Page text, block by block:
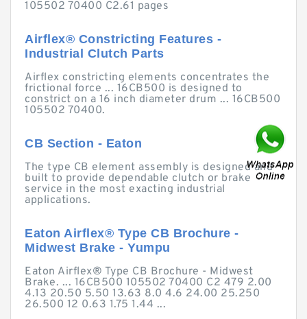
105502 70400 C2.61 pages
Airflex® Constricting Features -
Industrial Clutch Parts
Airflex constricting elements concentrates the
frictional force ... 16CB500 is designed to
constrict on a 16 inch diameter drum ... 16CB500
105502 70400.
CB Section - Eaton
The type CB element assembly is designed and
built to provide dependable clutch or brake
service in the most exacting industrial
applications.
Eaton Airflex® Type CB Brochure -
Midwest Brake - Yumpu
Eaton Airflex® Type CB Brochure - Midwest
Brake. ... 16CB500 105502 70400 C2 479 2.00
4.13 20.50 5.50 13.63 8.0 4.6 24.00 25.250
26.500 12 0.63 1.75 1.44 ...